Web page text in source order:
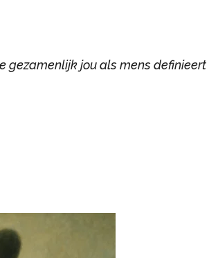
gezamenlijk jou als mens definieert